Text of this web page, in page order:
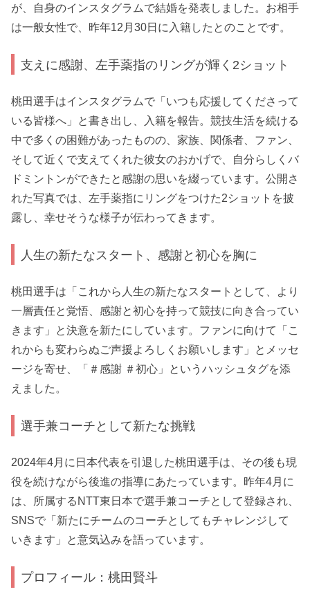
が、自身のインスタグラムで結婚を発表しました。お相手
は一般女性で、昨年12月30日に入籍したとのことです。
支えに感謝、左手薬指のリングが輝く2ショット
桃田選手はインスタグラムで「いつも応援してくださって
いる皆様へ」と書き出し、入籍を報告。競技生活を続ける
中で多くの困難があったものの、家族、関係者、ファン、
そして近くで支えてくれた彼女のおかげで、自分らしくバ
ドミントンができたと感謝の思いを綴っています。公開さ
れた写真では、左手薬指にリングをつけた2ショットを披
露し、幸せそうな様子が伝わってきます。
人生の新たなスタート、感謝と初心を胸に
桃田選手は「これから人生の新たなスタートとして、より
一層責任と覚悟、感謝と初心を持って競技に向き合ってい
きます」と決意を新たにしています。ファンに向けて「こ
れからも変わらぬご声援よろしくお願いします」とメッセ
ージを寄せ、「＃感謝 ＃初心」というハッシュタグを添
えました。
選手兼コーチとして新たな挑戦
2024年4月に日本代表を引退した桃田選手は、その後も現
役を続けながら後進の指導にあたっています。昨年4月に
は、所属するNTT東日本で選手兼コーチとして登録され、
SNSで「新たにチームのコーチとしてもチャレンジして
いきます」と意気込みを語っています。
プロフィール：桃田賢斗